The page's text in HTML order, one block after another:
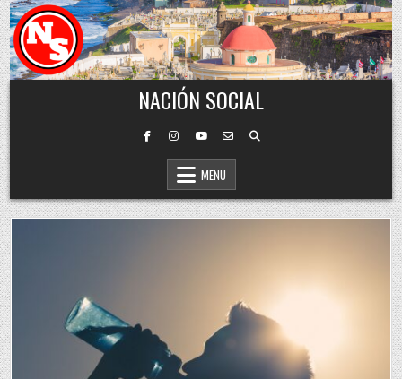
Skip to content
NACIÓN SOCIAL
MENU